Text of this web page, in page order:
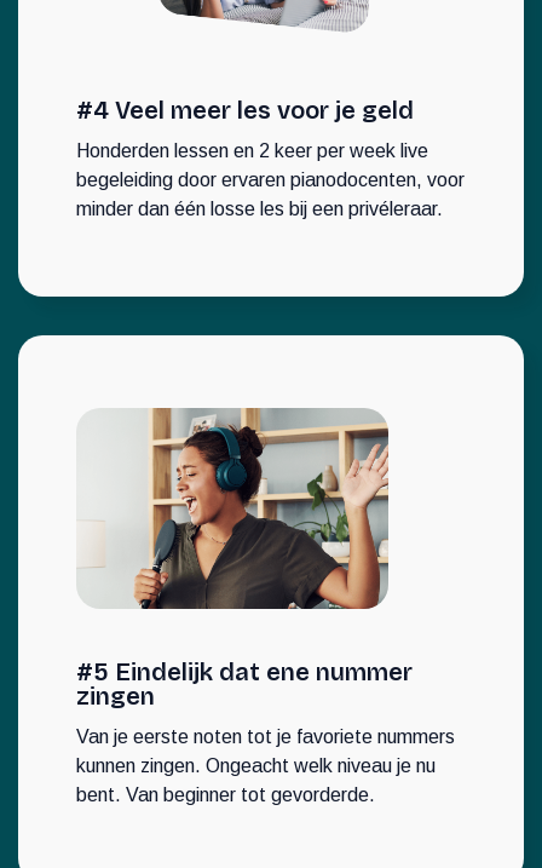
#4 Veel meer les voor je geld
Honderden lessen en 2 keer per week live
begeleiding door ervaren pianodocenten, voor
minder dan één losse les bij een privéleraar.
#5 Eindelijk dat ene nummer
zingen
Van je eerste noten tot je favoriete nummers
kunnen zingen. Ongeacht welk niveau je nu
bent. Van beginner tot gevorderde.